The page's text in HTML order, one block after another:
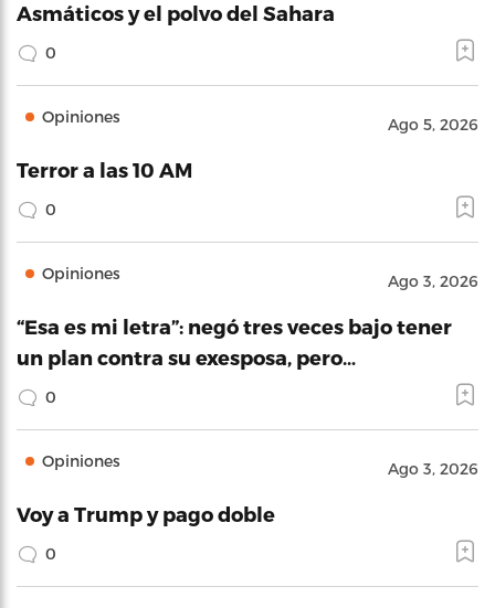
Asmáticos y el polvo del Sahara
0
Opiniones Ago 5, 2026
Terror a las 10 AM
0
Opiniones Ago 3, 2026
“Esa es mi letra”: negó tres veces bajo tener
un plan contra su exesposa, pero…
0
Opiniones Ago 3, 2026
Voy a Trump y pago doble
0